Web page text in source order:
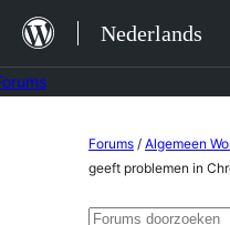
naar
de
Nederlands
Forums / Algemeen
geeft problemen in
Zoeken